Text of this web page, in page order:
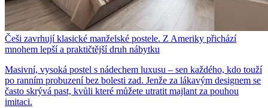
Češi zavrhují klasické manželské postele. Z Ameriky přichází
mnohem lepší a praktičtější druh nábytku
Masivní, vysoká postel s nádechem luxusu – sen každého, kdo touží
po ranním probuzení bez bolesti zad. Jenže za lákavým designem se
často skrývá past, kvůli které můžete utratit majlant za pouhou
imitaci.